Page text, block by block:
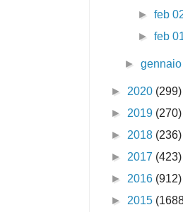
►feb
►feb
►gennaio
► 2020 (299)
► 2019 (270)
► 2018 (236)
► 2017 (423)
► 2016 (912)
► 2015